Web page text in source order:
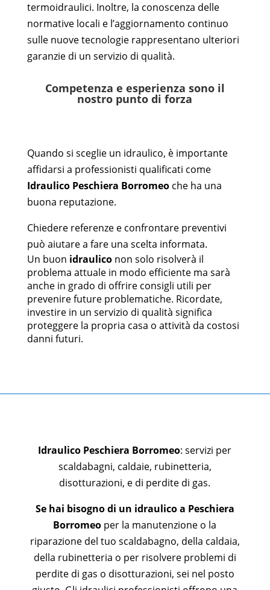
termoidraulici. Inoltre, la conoscenza delle
normative locali e l’aggiornamento continuo
sulle nuove tecnologie rappresentano ulteriori
garanzie di un servizio di qualità.
Competenza e esperienza sono il
nostro punto di forza
Quando si sceglie un idraulico, è importante
affidarsi a professionisti qualificati come
Idraulico Peschiera Borromeo che ha una
buona reputazione.
Chiedere referenze e confrontare preventivi
può aiutare a fare una scelta informata.
Un buon idrauliconon solo risolverà il
problema attuale in modo efficiente ma sarà
anche in grado di offrire consigli utili per
prevenire future problematiche. Ricordate,
investire in un servizio di qualità significa
proteggere la propria casa o attività da costosi
danni futuri.
Idraulico Peschiera Borromeo: servizi per
scaldabagni, caldaie, rubinetteria,
disotturazioni, e di perdite di gas.
Se hai bisogno di un idraulico a Peschiera
Borromeo per la manutenzione o la
riparazione del tuo scaldabagno, della caldaia,
della rubinetteria o per risolvere problemi di
perdite di gas o disotturazioni, sei nel posto